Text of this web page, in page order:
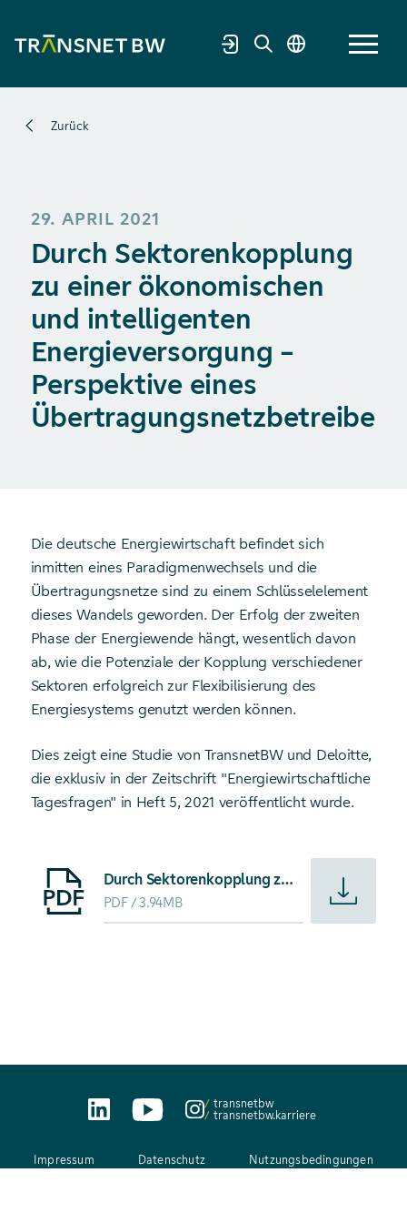
Zurück
29. APRIL 2021
Durch Sektorenkopplung
zu einer ökonomischen
und intelligenten
Energieversorgung –
Perspektive eines
Übertragungsnetzbetreibers
Die deutsche Energiewirtschaft befindet sich
inmitten eines Paradigmenwechsels und die
Übertragungsnetze sind zu einem Schlüsselelement
dieses Wandels geworden. Der Erfolg der zweiten
Phase der Energiewende hängt, wesentlich davon
ab, wie die Potenziale der Kopplung verschiedener
Sektoren erfolgreich zur Flexibilisierung des
Energiesystems genutzt werden können.
Dies zeigt eine Studie von TransnetBW und Deloitte,
die exklusiv in der Zeitschrift "Energiewirtschaftliche
Tagesfragen" in Heft 5, 2021 veröffentlicht wurde.
Starte Download von: Durch Sektorenkopplung zu einer
Durch Sektorenkopplung zu einer ökonomischen und intelligenten Energieversorgung – Perspektive eines Übertragungsnetzbetreibers, Auszug aus "Energiewirtschaftliche Tagesfragen" in Heft 5, 2021
PDF 3.94MB
transnetbw
transnetbw.karriere
Impressum Datenschutz Nutzungsbedingungen